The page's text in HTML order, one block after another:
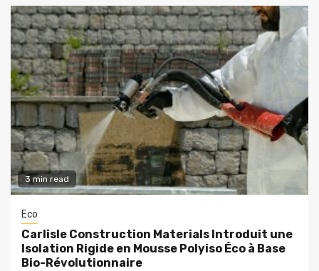
3 min read
Eco
Carlisle Construction Materials Introduit une
Isolation Rigide en Mousse Polyiso Éco à Base
Bio-Révolutionnaire